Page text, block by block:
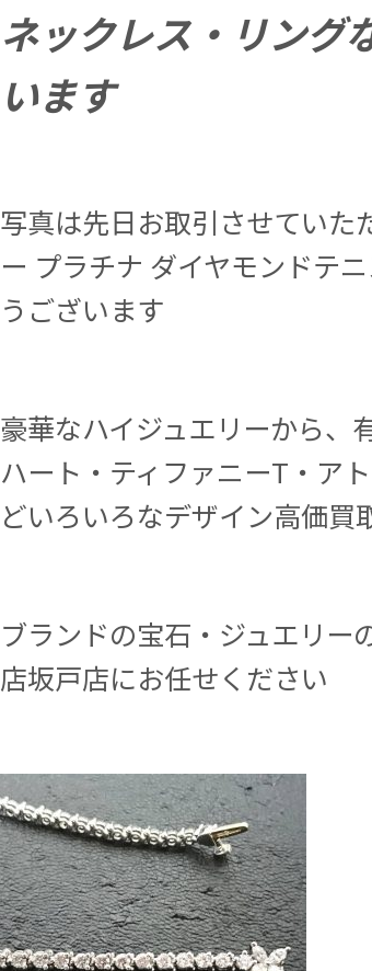
ネックレス・リング
います
写真は先日お取引させていた
ー プラチナ ダイヤモンドテ
うございます
豪華なハイジュエリーから、
ハート・ティファニーT・ア
どいろいろなデザイン高価買
ブランドの宝石・ジュエリー
店坂戸店にお任せください